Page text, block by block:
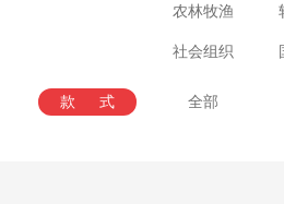
农林牧渔
社会组织
款式 全部